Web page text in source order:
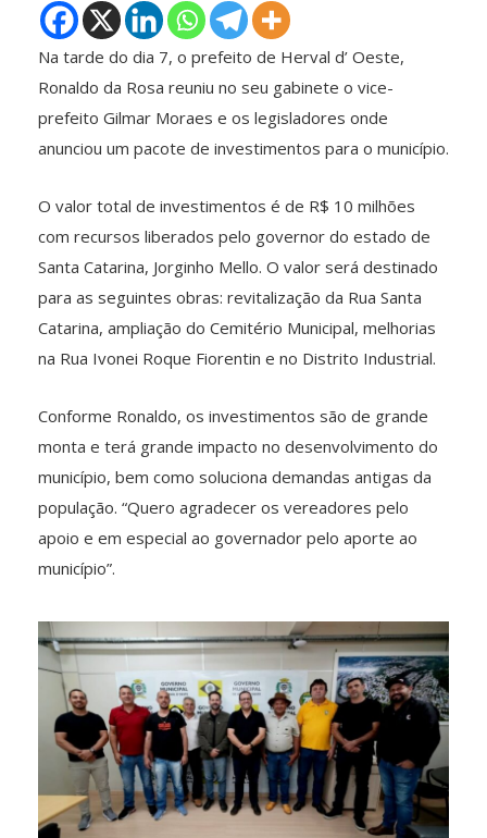
Na tarde do dia 7, o prefeito de Herval d’ Oeste,
Ronaldo da Rosa reuniu no seu gabinete o vice-
prefeito Gilmar Moraes e os legisladores onde
anunciou um pacote de investimentos para o município.
O valor total de investimentos é de R$ 10 milhões
com recursos liberados pelo governor do estado de
Santa Catarina, Jorginho Mello. O valor será destinado
para as seguintes obras: revitalização da Rua Santa
Catarina, ampliação do Cemitério Municipal, melhorias
na Rua Ivonei Roque Fiorentin e no Distrito Industrial.
Conforme Ronaldo, os investimentos são de grande
monta e terá grande impacto no desenvolvimento do
município, bem como soluciona demandas antigas da
população. “Quero agradecer os vereadores pelo
apoio e em especial ao governador pelo aporte ao
município”.